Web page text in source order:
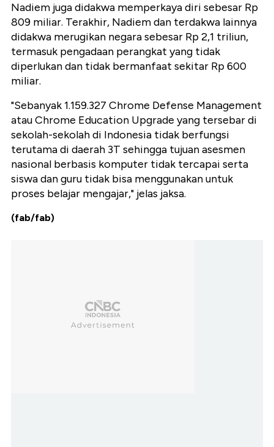
Nadiem juga didakwa memperkaya diri sebesar Rp
809 miliar. Terakhir, Nadiem dan terdakwa lainnya
didakwa merugikan negara sebesar Rp 2,1 triliun,
termasuk pengadaan perangkat yang tidak
diperlukan dan tidak bermanfaat sekitar Rp 600
miliar.
"Sebanyak 1.159.327 Chrome Defense Management
atau Chrome Education Upgrade yang tersebar di
sekolah-sekolah di Indonesia tidak berfungsi
terutama di daerah 3T sehingga tujuan asesmen
nasional berbasis komputer tidak tercapai serta
siswa dan guru tidak bisa menggunakan untuk
proses belajar mengajar," jelas jaksa.
(fab/fab)